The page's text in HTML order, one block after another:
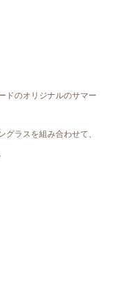
ドのオリジナルのサマー
ラスを組み合わせて、